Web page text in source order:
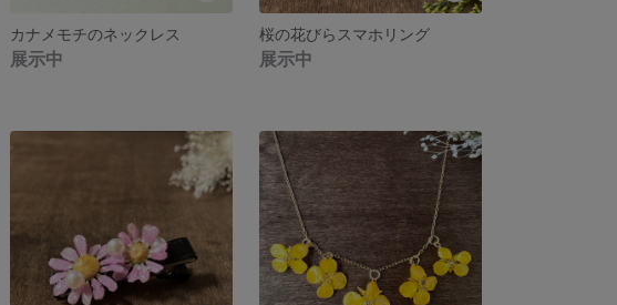
カナメモチのネックレス
展示中
桜の花びらスマホリング
展示中